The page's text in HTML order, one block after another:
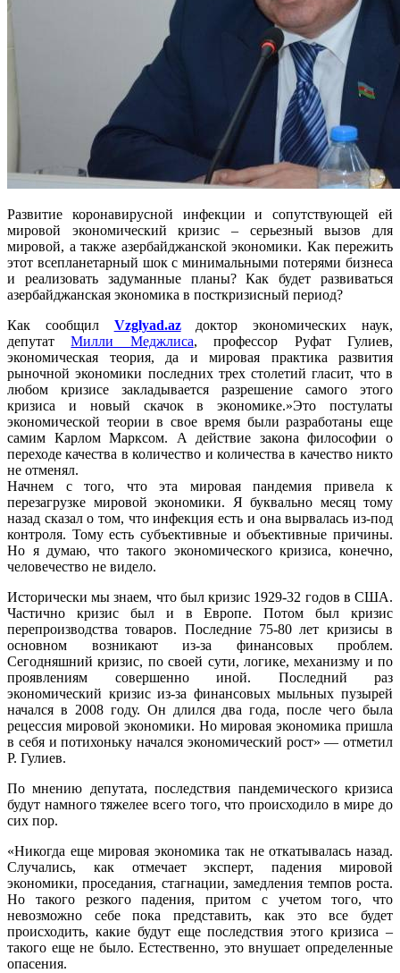
Развитие коронавирусной инфекции и сопутствующей ей
мировой экономический кризис – серьезный вызов для
мировой, а также азербайджанской экономики. Как пережить
этот всепланетарный шок с минимальными потерями бизнеса
и реализовать задуманные планы? Как будет развиваться
азербайджанская экономика в посткризисный период?
Как сообщил Vzglyad.azдоктор экономических наук,
депутатМилли Меджлиса, профессор Руфат Гулиев,
экономическая теория, да и мировая практика развития
рыночной экономики последних трех столетий гласит, что в
любом кризисе закладывается разрешение самого этого
кризиса и новый скачок в экономике.»Это постулаты
экономической теории в свое время были разработаны еще
самим Карлом Марксом. А действие закона философии о
переходе качества в количество и количества в качество никто
не отменял.
Начнем с того, что эта мировая пандемия привела к
перезагрузке мировой экономики. Я буквально месяц тому
назад сказал о том, что инфекция есть и она вырвалась из-под
контроля. Тому есть субъективные и объективные причины.
Но я думаю, что такого экономического кризиса, конечно,
человечество не видело.
Исторически мы знаем, что был кризис 1929-32 годов в США.
Частично кризис был и в Европе. Потом был кризис
перепроизводства товаров. Последние 75-80 лет кризисы в
основном возникают из-за финансовых проблем.
Сегодняшний кризис, по своей сути, логике, механизму и по
проявлениям совершенно иной. Последний раз
экономический кризис из-за финансовых мыльных пузырей
начался в 2008 году. Он длился два года, после чего была
рецессия мировой экономики. Но мировая экономика пришла
в себя и потихоньку начался экономический рост» — отметил
Р. Гулиев.
По мнению депутата, последствия пандемического кризиса
будут намного тяжелее всего того, что происходило в мире до
сих пор.
«Никогда еще мировая экономика так не откатывалась назад.
Случались, как отмечает эксперт, падения мировой
экономики, проседания, стагнации, замедления темпов роста.
Но такого резкого падения, притом с учетом того, что
невозможно себе пока представить, как это все будет
происходить, какие будут еще последствия этого кризиса –
такого еще не было. Естественно, это внушает определенные
опасения.